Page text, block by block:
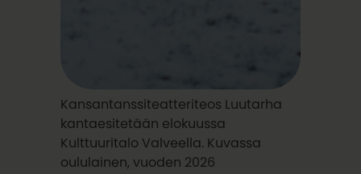
Kansantanssiteatteriteos Luutarha
kantaesitetään elokuussa
Kulttuuritalo Valveella. Kuvassa
oululainen, vuoden 2026